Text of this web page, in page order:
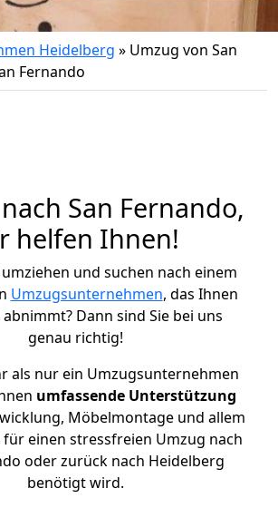
Heidelberg » Umzug von San
Fernando
San Fernando,
helfen Ihnen!
und suchen nach einem
Umzugsunternehmen, das Ihnen
Dann sind Sie bei uns
genau richtig!
als nur ein Umzugsunternehmen
umfassende Unterstützung
Möbelmontage und allem
einen stressfreien Umzug nach
oder zurück nach Heidelberg
benötigt wird.